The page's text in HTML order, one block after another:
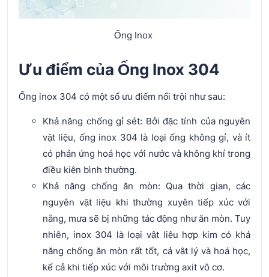
Ống Inox
Ưu điểm của Ống Inox 304
Ống inox 304 có một số ưu điểm nổi trội như sau:
Khả năng chống gỉ sét: Bởi đặc tính của nguyên
vật liệu, ống inox 304 là loại ống không gỉ, và ít
có phản ứng hoá học với nước và không khí trong
điều kiện bình thường.
Khả năng chống ăn mòn: Qua thời gian, các
nguyên vật liệu khi thường xuyên tiếp xúc với
nắng, mưa sẽ bị những tác động như ăn mòn. Tuy
nhiên, inox 304 là loại vật liệu hợp kim có khả
năng chống ăn mòn rất tốt, cả vật lý và hoá học,
kể cả khi tiếp xúc với môi trường axit vô cơ.